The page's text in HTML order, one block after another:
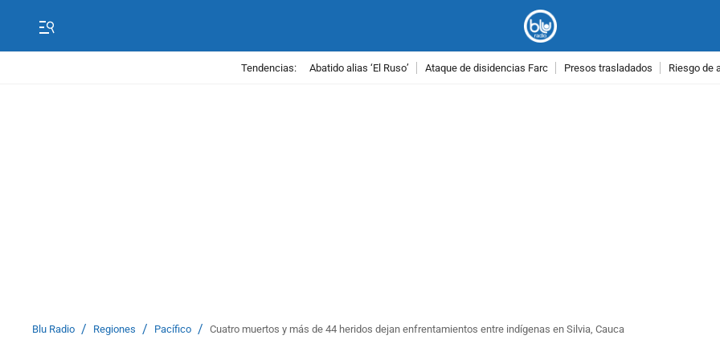
Tendencias: Abatido alias ‘El Ruso’ Ataque de disidencias Farc Presos trasladados Riesgo de
Blu Radio / Regiones / Pacífico / Cuatro muertos y más de 44 heridos dejan enfrentamientos entre indígenas en Silvia, Cauca